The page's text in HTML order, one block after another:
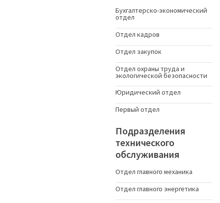
Бухгалтерско-экономический
отдел
Отдел кадров
Отдел закупок
Отдел охраны труда и
экологической безопасности
Юридический отдел
Первый отдел
Подразделения
технического
обслуживания
Отдел главного механика
Отдел главного энергетика